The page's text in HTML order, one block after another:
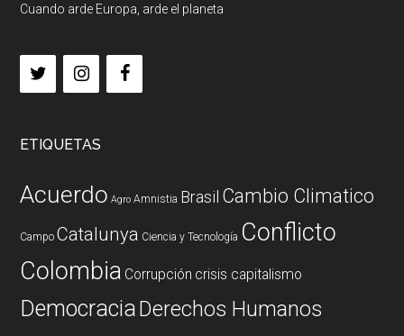
Cuando arde Europa, arde el planeta
ETIQUETAS
Acuerdo Agro Amnistia Brasil Cambio Climatico
Campo Catalunya Ciencia y Tecnología Conflicto
Colombia Corrupción crisis capitalismo
DemocraciaDerechos Humanos